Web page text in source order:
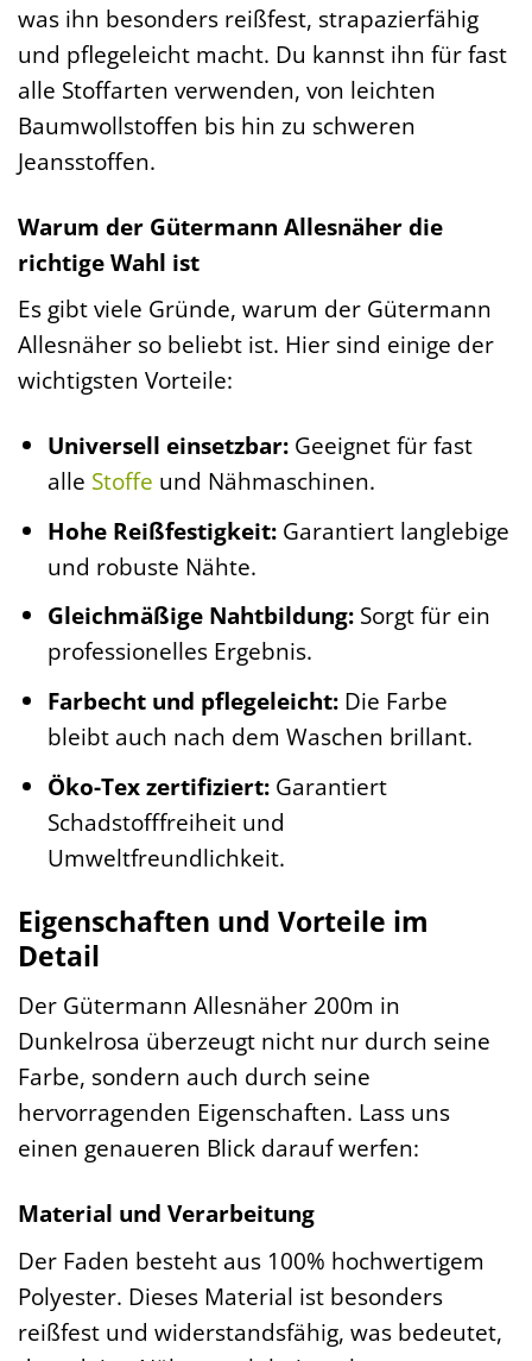
was ihn besonders reißfest, strapazierfähig
und pflegeleicht macht. Du kannst ihn für fast
alle Stoffarten verwenden, von leichten
Baumwollstoffen bis hin zu schweren
Jeansstoffen.
Warum der Gütermann Allesnäher die
richtige Wahl ist
Es gibt viele Gründe, warum der Gütermann
Allesnäher so beliebt ist. Hier sind einige der
wichtigsten Vorteile:
Universell einsetzbar:Geeignet für fast
alle Stoffe und Nähmaschinen.
Hohe Reißfestigkeit:Garantiert langlebige
und robuste Nähte.
Gleichmäßige Nahtbildung:Sorgt für ein
professionelles Ergebnis.
Farbecht und pflegeleicht:Die Farbe
bleibt auch nach dem Waschen brillant.
Öko-Tex zertifiziert:Garantiert
Schadstofffreiheit und
Umweltfreundlichkeit.
Eigenschaften und Vorteile im
Detail
Der Gütermann Allesnäher 200m in
Dunkelrosa überzeugt nicht nur durch seine
Farbe, sondern auch durch seine
hervorragenden Eigenschaften. Lass uns
einen genaueren Blick darauf werfen:
Material und Verarbeitung
Der Faden besteht aus 100% hochwertigem
Polyester. Dieses Material ist besonders
reißfest und widerstandsfähig, was bedeutet,